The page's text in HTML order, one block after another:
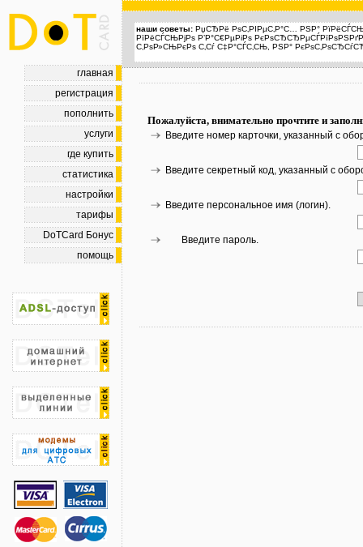
главная
регистрация
пополнить
услуги
где купить
статистика
настройки
тарифы
DoTCard Бонус
помощь
наши советы:РџСЂРё РѕС‚РІРµС‚Р°С… РЅР°
РїРёСЃСЊРјРѕ Р’Р°С€РµРіРѕ
С‚РѕР»СЊРєРѕ С‚Сѓ С‡Р°СЃС‚СЊ, РЅР°
Пожалуйста, внимательно прочтите и
Введите номер карточки, указанный с
Введите секретный код, указанный с
Введите персональное имя (логин).
Введите пароль.